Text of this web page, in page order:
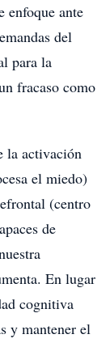
enfoque ante
del
para la
fracaso como
la activación
el miedo)
(centro
de
En lugar
cognitiva
y mantener el